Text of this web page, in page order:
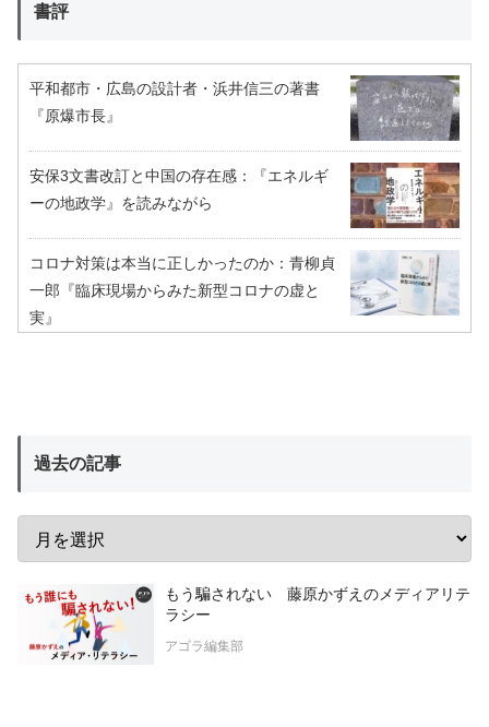
書評
平和都市・広島の設計者・浜井信三の著書
『原爆市長』
安保3文書改訂と中国の存在感：『エネルギ
ーの地政学』を読みながら
コロナ対策は本当に正しかったのか：青柳貞
一郎『臨床現場からみた新型コロナの虚と
実』
過去の記事
もう騙されない 藤原かずえのメディアリテ
ラシー
アゴラ編集部